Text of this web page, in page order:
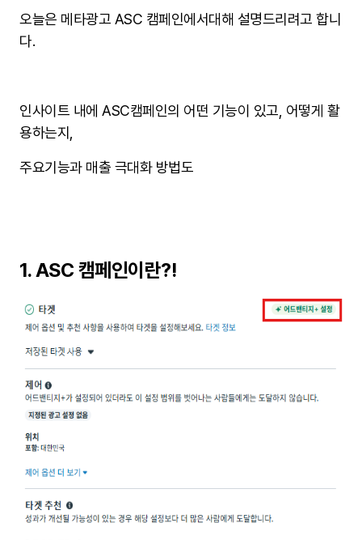
오늘은 메타광고 ASC 캠페인에서대해 설명드리려고 합니
다.
인사이트 내에 ASC캠페인의 어떤 기능이 있고, 어떻게 활
용하는지,
주요기능과 매출 극대화 방법도
1. ASC 캠페인이란?!